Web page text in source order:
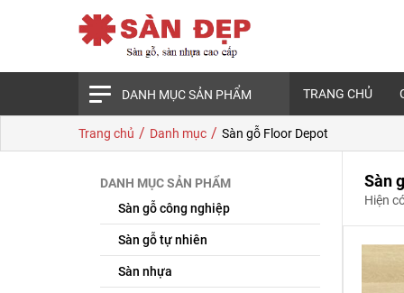
DANH MỤC SẢN PHẨM TRANG CHỦ
Trang chủ / Danh mục / Sàn gỗ Floor Depot
DANH MỤC SẢN PHẨM
Sàn gỗ công nghiệp
Sàn gỗ tự nhiên
Sàn nhựa
Sàn
Hiện